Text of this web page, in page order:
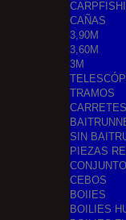
CAÑAS
3,90M
3,60M
3M
TRAMOS
CARRETES
SIN
PIEZAS
CEBOS
BOIIES
BOILIES